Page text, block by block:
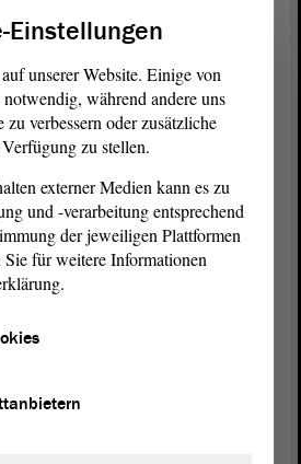
an der Stelle einigen.
gemäß
gebundenen Händen.
werden aufgrund der
so lautet die Antwort
meinerseits zum Stand von
hier im Land
zwischen Halle und
Einstellungen
unserer Website. Einige von
während andere uns
zu verbessern oder zusätzliche
zu stellen.
externer Medien kann es zu
und -verarbeitung entsprechend
der jeweiligen Plattformen
für weitere Informationen